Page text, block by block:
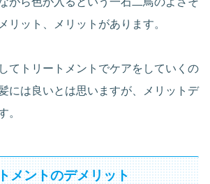
リット、メリットがあります。
てトリートメントでケアをしていくの
には良いとは思いますが、メリットデ
。
メントのデメリット